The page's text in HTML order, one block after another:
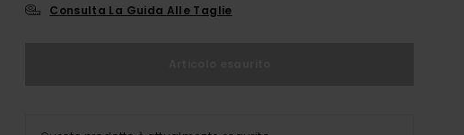
Consulta La Guida Alle Taglie